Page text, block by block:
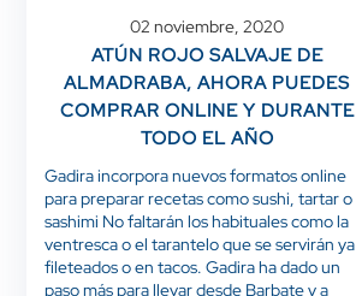
ATÚN ROJO SALVAJE DE
ALMADRABA, AHORA PUEDES
COMPRAR ONLINE Y DURANTE
TODO EL AÑO
Gadira incorpora nuevos formatos online
para preparar recetas como sushi, tartar o
sashimi No faltarán los habituales como la
ventresca o el tarantelo que se servirán ya
fileteados o en tacos. Gadira ha dado un
paso más para llevar desde Barbate y a
02 noviembre, 2020